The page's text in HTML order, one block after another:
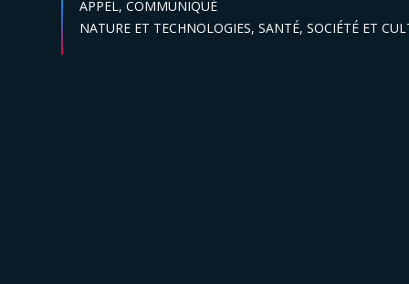
Catégories :
APPEL, COMMUNIQUÉ
Secteur :
NATURE ET TECHNOLOGIES, SANTÉ, SOCIÉTÉ ET